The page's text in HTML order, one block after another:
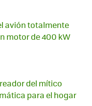
avión totalmente
motor de 400 kW
del mítico
para el hogar